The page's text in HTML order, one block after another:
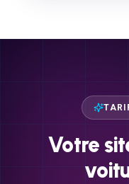
Votre